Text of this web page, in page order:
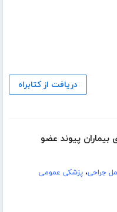
دریافت از کتابراه
بیماران پیوند عضو
جراحی،پزشکی عمومی